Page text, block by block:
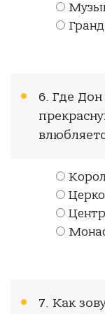
Гранд
6. Где
7. Как